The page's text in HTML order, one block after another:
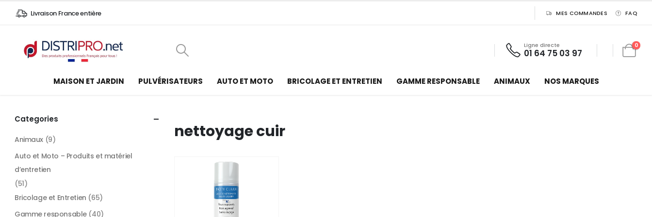
Livraison France entière MES COMMANDES FAQ
Ligne directe
01 64 75 03 97
0
MAISON ET JARDIN PULVÉRISATEURS AUTO ET MOTO BRICOLAGE ET ENTRETIEN GAMME RESPONSABLE ANIMAUX NOS MARQUES
nettoyage cuir
Categories
Animaux (9)
Auto et Moto – Produits et matériel
d’entretien
(51)
Bricolage et Entretien (65)
Gamme responsable (40)